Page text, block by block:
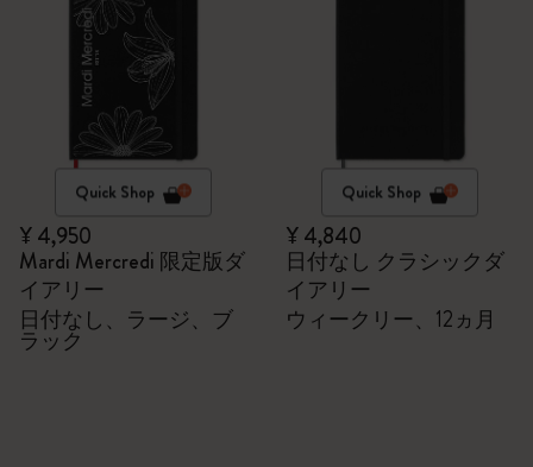
Quick Shop
¥ 4,950
Mardi Mercredi 限定版ダ
イアリー
日付なし、ラージ、ブ
ラック
Quick Shop
¥ 4,840
日付なし クラシックダ
イアリー
ウィークリー、12ヵ月